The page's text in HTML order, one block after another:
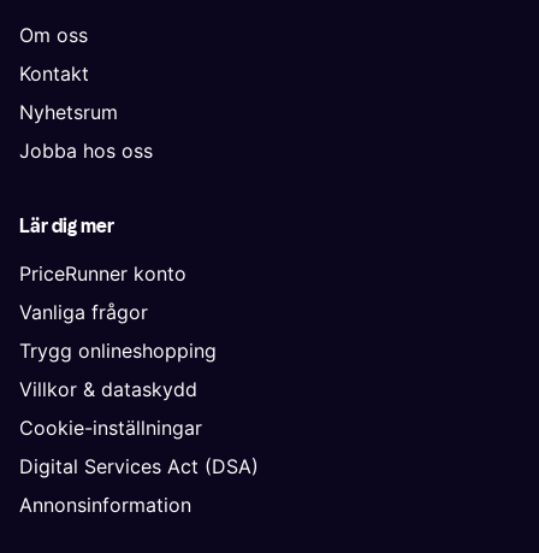
Om oss
Kontakt
Nyhetsrum
Jobba hos oss
Lär dig mer
PriceRunner konto
Vanliga frågor
Trygg onlineshopping
Villkor & dataskydd
Cookie-inställningar
Digital Services Act (DSA)
Annonsinformation